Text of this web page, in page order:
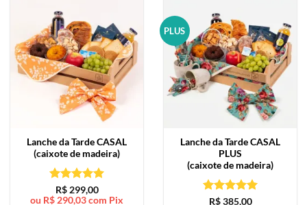
Lanche da TardeCASAL
(caixote de madeira)
Avaliação5
de 5
R$299,00
ou R$ 290,03com Pix
PLUS
Lanche da TardeCASAL
PLUS
(caixote de madeira)
Avaliação5
R$385,00